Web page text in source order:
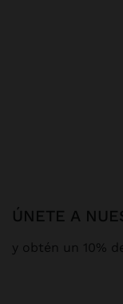
ÚNETE A
y obtén un 10%